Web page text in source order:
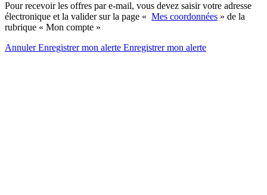
Pour recevoir les offres par e-mail, vous devez saisir votre adresse
électronique et la valider sur la page « Mes coordonnées » de la
rubrique « Mon compte »
AnnulerEnregistrer mon alerte Enregistrermon alerte